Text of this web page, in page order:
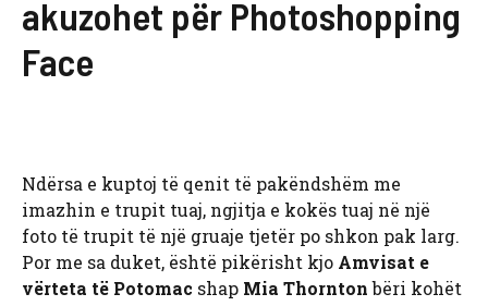
akuzohet për Photoshopping
Face
Ndërsa e kuptoj të qenit të pakëndshëm me
imazhin e trupit tuaj, ngjitja e kokës tuaj në një
foto të trupit të një gruaje tjetër po shkon pak larg.
Por me sa duket, është pikërisht kjo Amvisat e
vërteta të Potomac shap Mia Thorntonbëri kohët